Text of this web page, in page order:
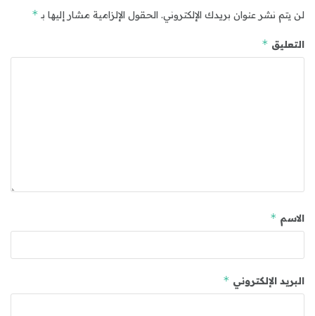
لن يتم نشر عنوان بريدك الإلكتروني. الحقول الإلزامية مشار إليها بـ *
التعليق *
الاسم *
البريد الإلكتروني *